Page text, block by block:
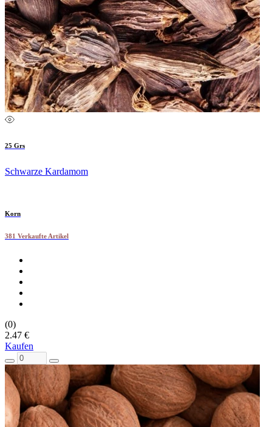
25 Grs
Schwarze Kardamom
Korn
381 Verkaufte Artikel
(0)
2.47 €
Kaufen